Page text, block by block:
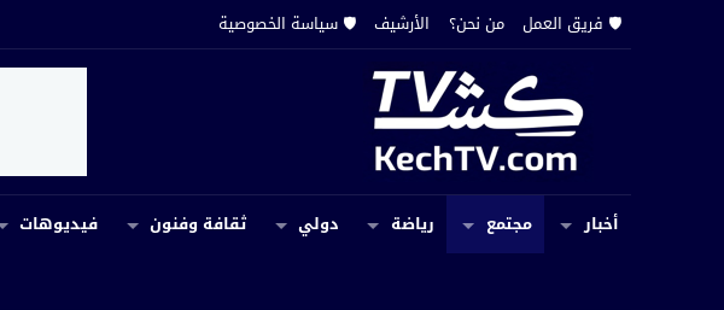
🛡️ فريق العمل من نحن؟ الأرشيف 🛡️ سياسة الخصوصية
أخبار مجتمع رياضة دولي ثقافة وفنون فيديوهات